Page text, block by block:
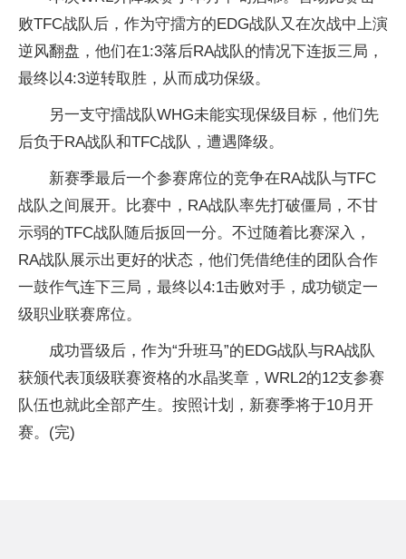
败TFC战队后，作为守擂方的EDG战队又在次战中上演
逆风翻盘，他们在1:3落后RA战队的情况下连扳三局，
最终以4:3逆转取胜，从而成功保级。
另一支守擂战队WHG未能实现保级目标，他们先
后负于RA战队和TFC战队，遭遇降级。
新赛季最后一个参赛席位的竞争在RA战队与TFC
战队之间展开。比赛中，RA战队率先打破僵局，不甘
示弱的TFC战队随后扳回一分。不过随着比赛深入，
RA战队展示出更好的状态，他们凭借绝佳的团队合作
一鼓作气连下三局，最终以4:1击败对手，成功锁定一
级职业联赛席位。
成功晋级后，作为“升班马”的EDG战队与RA战队
获颁代表顶级联赛资格的水晶奖章，WRL2的12支参赛
队伍也就此全部产生。按照计划，新赛季将于10月开
赛。(完)